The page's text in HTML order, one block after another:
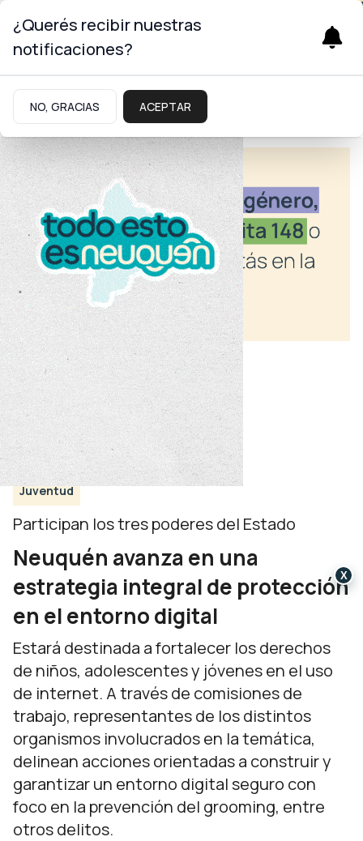
Juventud
Participan los tres poderes del Estado
Neuquén avanza en una
estrategia integral de protección
en el entorno digital
Estará destinada a fortalecer los derechos
de niños, adolescentes y jóvenes en el uso
de internet. A través de comisiones de
trabajo, representantes de los distintos
organismos involucrados en la temática,
delinean acciones orientadas a construir y
garantizar un entorno digital seguro con
foco en la prevención del grooming, entre
otros delitos.
¿Querés recibir nuestras
notificaciones?
NO, GRACIAS ACEPTAR
X